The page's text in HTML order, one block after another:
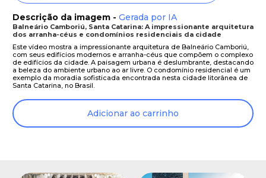
Descrição da imagem - Gerada por IA
Balneário Camboriú, Santa Catarina: A impressionante arquitetura
dos arranha-céus e condomínios residenciais da cidade
Este vídeo mostra a impressionante arquitetura de Balneário Camboriú,
com seus edifícios modernos e arranha-céus que compõem o complexo
de edifícios da cidade. A paisagem urbana é deslumbrante, destacando
a beleza do ambiente urbano ao ar livre. O condomínio residencial é um
exemplo da moradia sofisticada encontrada nesta cidade litorânea de
Santa Catarina, no Brasil.
Adicionar ao carrinho